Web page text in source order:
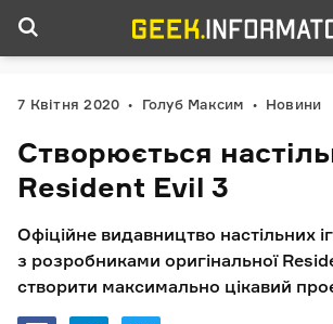
7 Квітня 2020 Голуб Максим Новини
Створюється
Resident Evil 3
Офіційне видавництво настільних
з розробниками оригінальної
створити максимально цікавий